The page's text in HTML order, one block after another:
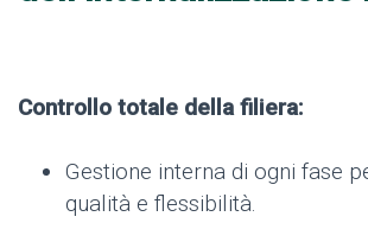
Controllo totale della filiera:
Gestione interna di ogni fase
qualità e flessibilità.